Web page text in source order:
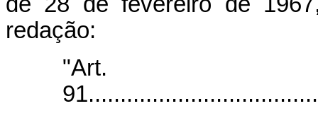
redação:
"Art.